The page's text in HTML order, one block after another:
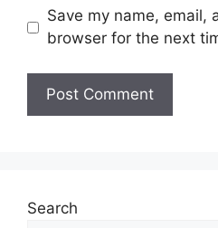
Save my name, email,
browser for the next
Search